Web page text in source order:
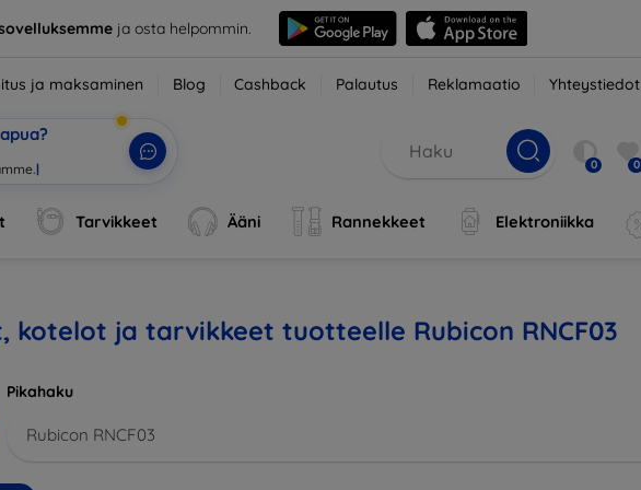
ja osta helpommin.
ja maksaminen Blog Cashback Palautus Reklamaatio Yhteystiedot
| 0 0
Tarvikkeet Ääni Rannekkeet Elektroniikka
kotelot ja tarvikkeet tuotteelle Rubicon RNCF03
Pikahaku
Rubicon RNCF03